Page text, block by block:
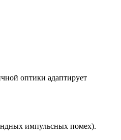
оптики адаптирует
импульсных помех).